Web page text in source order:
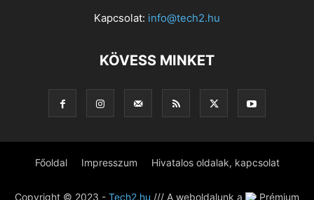
Kapcsolat: info@tech2.hu
KÖVESS MINKET
Főoldal Impresszum Hivatalos oldalak, kapcsolat
Copyright © 2023 - Tech2.hu /// A weboldalunk a Prémium